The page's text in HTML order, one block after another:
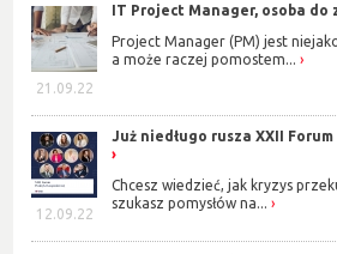
21.09.22
IT Project Manager, osoba do
Project Manager (PM) jest
a może raczej pomostem...
12.09.22
Już niedługo rusza XXII
Chcesz wiedzieć, jak kryzys
szukasz pomysłów na...